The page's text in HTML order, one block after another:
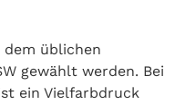
üblichen
gewählt werden. Bei
ein Vielfarbdruck